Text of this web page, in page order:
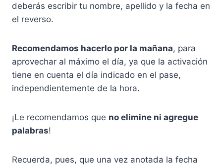
deberás escribir tu nombre, apellido y la fecha en
el reverso.
Recomendamos hacerlo por la mañana, para
aprovechar al máximo el día, ya que la activación
tiene en cuenta el día indicado en el pase,
independientemente de la hora.
¡Le recomendamos que no elimine ni agregue
palabras!
Recuerda, pues, que una vez anotada la fecha